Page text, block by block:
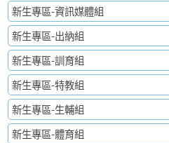
新生專區-資訊媒體組
新生專區-出納組
新生專區-訓育組
新生專區-特教組
新生專區-生輔組
新生專區-體育組